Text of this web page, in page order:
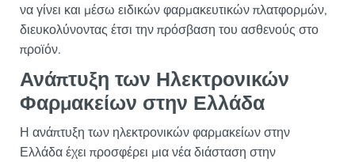
να γίνει και μέσω ειδικών φαρμακευτικών πλατφορμών,
διευκολύνοντας έτσι την πρόσβαση του ασθενούς στο
προϊόν.
Ανάπτυξη των Ηλεκτρονικών
Φαρμακείων στην Ελλάδα
Η ανάπτυξη των ηλεκτρονικών φαρμακείων στην
Ελλάδα έχει προσφέρει μια νέα διάσταση στην